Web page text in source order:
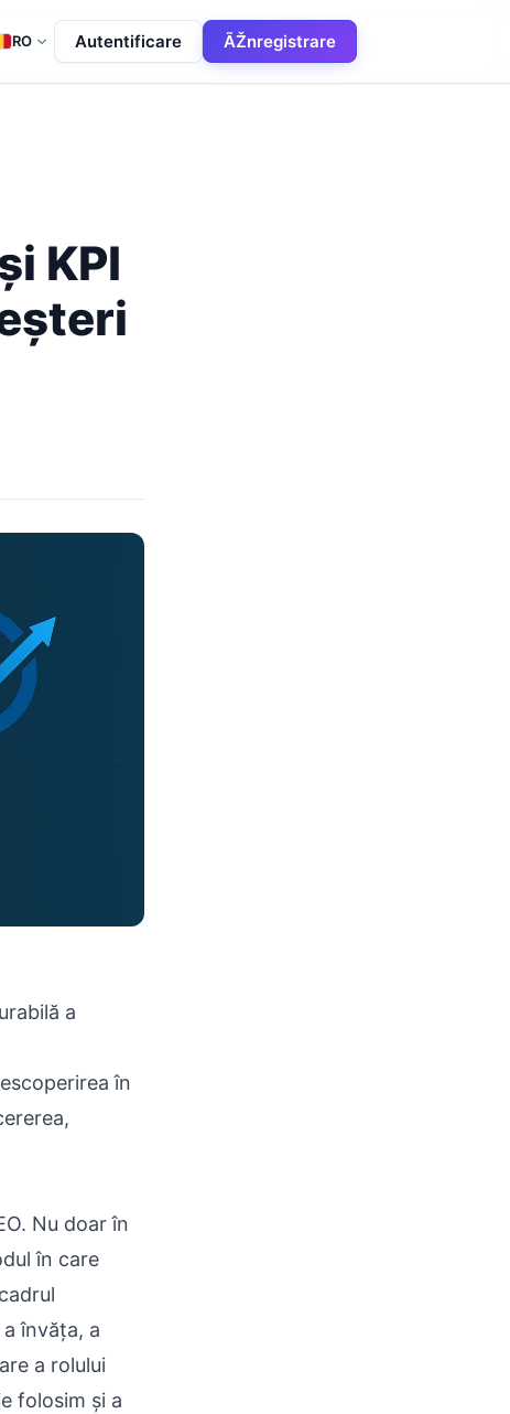
RO Autentificare ÃŽnregistrare
KPI
a
în
Nu doar în
în care
învăța, a
a rolului
folosim și a